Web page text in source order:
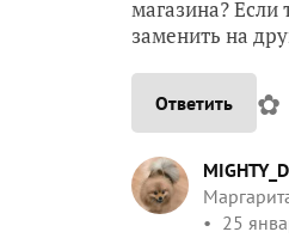
магазина? Если
заменить на
Ответить ✿
25